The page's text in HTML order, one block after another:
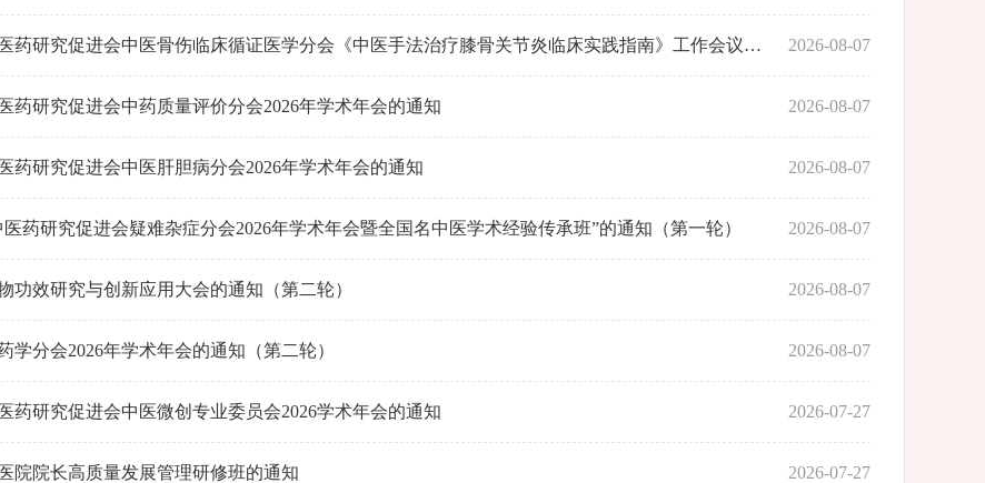
关于召开中国中医药研究促进会中医骨伤临床循证医学分会《中医手法治疗膝骨关节炎临床实践指南》工作会议的通知 2026-08-07
药研究促进会中药质量评价分会2026年学术年会的通知 2026-08-07
药研究促进会中医肝胆病分会2026年学术年会的通知 2026-08-07
药研究促进会疑难杂症分会2026年学术年会暨全国名中医学术经验传承班”的通知（第一轮） 2026-08-07
功效研究与创新应用大会的通知（第二轮） 2026-08-07
学分会2026年学术年会的通知（第二轮） 2026-08-07
药研究促进会中医微创专业委员会2026学术年会的通知 2026-07-27
院院长高质量发展管理研修班的通知 2026-07-27